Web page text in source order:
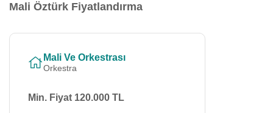
Mali Öztürk Fiyatlandırma
Mali Ve Orkestrası
Orkestra
Min. Fiyat 120.000 TL